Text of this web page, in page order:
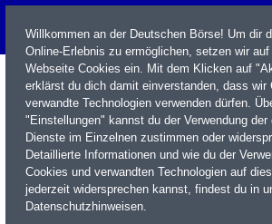
Name / WKN / ISIN / Kürzel
Willkommen an der Deutschen Börse! Um dir
Online-Erlebnis zu ermöglichen, setzen wir auf
Webseite Cookies ein. Mit dem Klicken auf
erklärst du dich damit einverstanden, dass wir
verwandte Technologien verwenden dürfen.
"Einstellungen" kannst du der Verwendung der
Dienste im Einzelnen zustimmen oder
Detaillierte Informationen und wie du der
Cookies und verwandten Technologien auf
jederzeit widersprechen kannst, findest du in
Datenschutzhinweisen.